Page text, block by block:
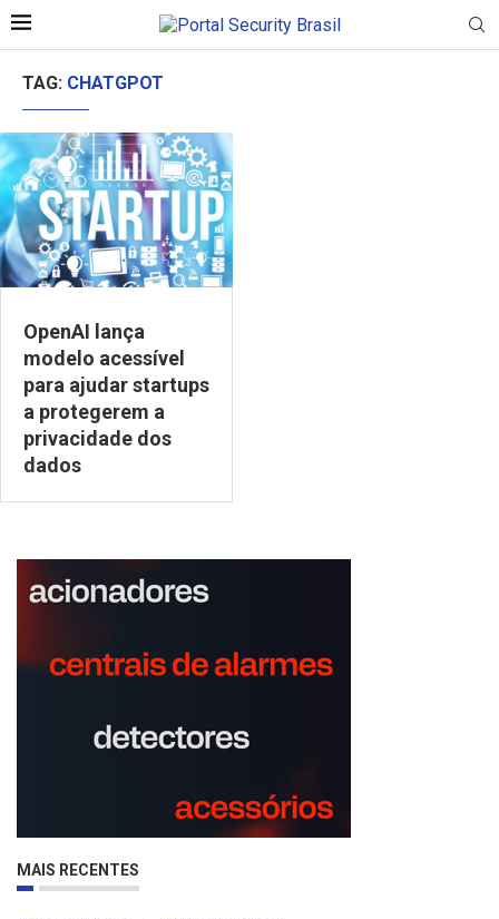
TAG: CHATGPOT
OpenAI lança
modelo acessível
para ajudar startups
a protegerem a
privacidade dos
dados
MAIS RECENTES